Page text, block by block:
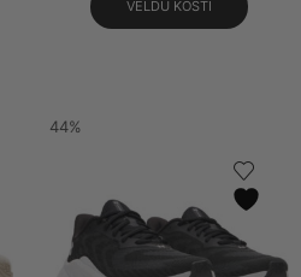
VELDU KOSTI
44%